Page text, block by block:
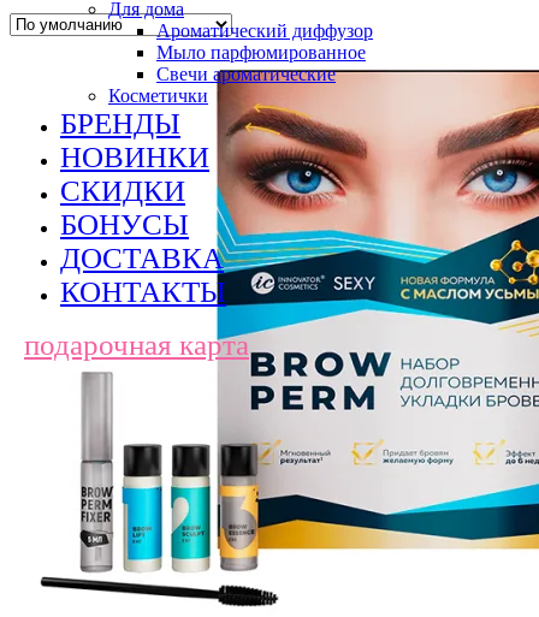
Для дома
Ароматический диффузор
Мыло парфюмированное
Свечи ароматические
Косметички
БРЕНДЫ
НОВИНКИ
СКИДКИ
БОНУСЫ
ДОСТАВКА
КОНТАКТЫ
подарочная карта